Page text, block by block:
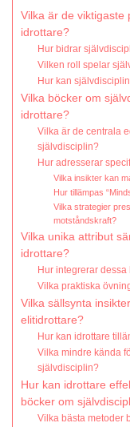
Vilka är de viktigaste
idrottare?
Hur bidrar
Vilken roll spelar
Hur kan
Vilka böcker om
idrottare?
Vilka är de centrala
självdisciplin?
Hur adresserar
Vilka insikter kan
Hur tillämpas
Vilka strategier
motståndskraft?
Vilka unika attribut
idrottare?
Hur integrerar
Vilka praktiska
Vilka sällsynta
elitidrottare?
Hur kan idrottare
Vilka mindre kända
självdisciplin?
Hur kan idrottare
böcker om
Vilka bästa metoder